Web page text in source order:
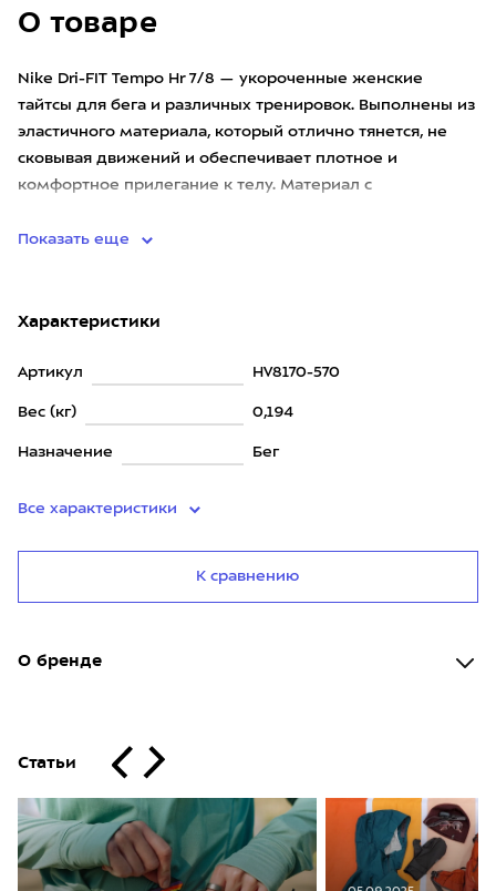
О товаре
Nike Dri-FIT Tempo Hr 7/8 — укороченные женские
тайтсы для бега и различных тренировок. Выполнены из
эластичного материала, который отлично тянется, не
сковывая движений и обеспечивает плотное и
комфортное прилегание к телу. Материал с
Показать еще
Характеристики
Артикул HV8170-570
Вес (кг) 0,194
Назначение Бег
Все характеристики
К сравнению
О бренде
Статьи